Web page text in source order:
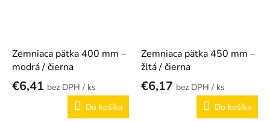
Zemniaca pätka 400 mm –
modrá / čierna
€6,41
/ ks
Do košíka
Zemniaca pätka 450 mm –
žltá / čierna
€6,17
/ ks
Do košíka